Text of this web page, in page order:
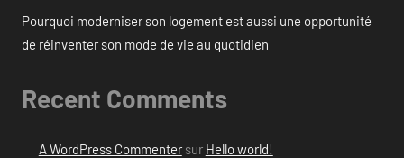
Pourquoi moderniser son logement est aussi une opportunité
de réinventer son mode de vie au quotidien
Recent Comments
A WordPress Commentersur Hello world!